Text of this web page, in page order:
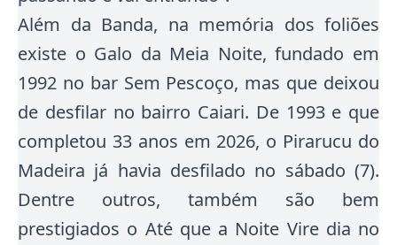
Além da Banda, na memória dos foliões
existe o Galo da Meia Noite, fundado em
1992 no bar Sem Pescoço, mas que deixou
de desfilar no bairro Caiari. De 1993 e que
completou 33 anos em 2026, o Pirarucu do
Madeira já havia desfilado no sábado (7).
Dentre outros, também são bem
prestigiados o Até que a Noite Vire dia no